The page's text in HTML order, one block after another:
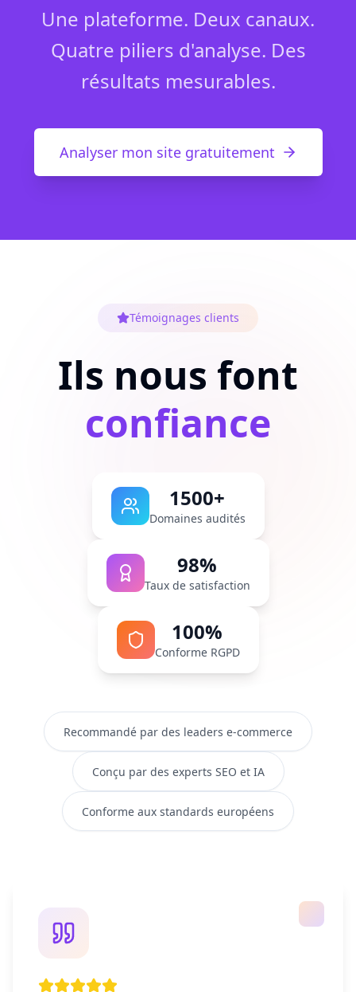
Une plateforme. Deux canaux.
Quatre piliers d'analyse. Des
résultats mesurables.
Analyser mon site gratuitement
Témoignages clients
Ils nous font
confiance
1500+
Domaines audités
98%
Taux de satisfaction
100%
Conforme RGPD
Recommandé par des leaders e-commerce
Conçu par des experts SEO et IA
Conforme aux standards européens